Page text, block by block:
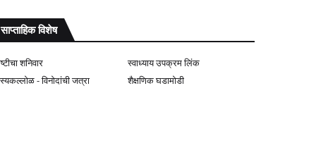
साप्ताहिक विशेष
शनिवार
स्वाध्याय उपक्रम लिंक
- विनोदांची जत्रा
शैक्षणिक घडामोडी